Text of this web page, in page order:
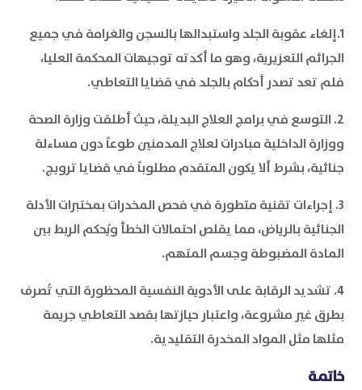
1.إلغاء عقوبة الجلد واستبدالها بالسجن والغرامة في جميع
الجرائم التعزيرية، وهو ما أكدته توجيهات المحكمة العليا،
فلم تعد تصدر أحكام بالجلد في قضايا التعاطي.
2. التوسع في برامج العلاج البديلة، حيث أطلقت وزارة الصحة
ووزارة الداخلية مبادرات لعلاج المدمنين طوعاً دون مساءلة
جنائية، بشرط ألا يكون المتقدم مطلوباً في قضايا ترويج.
3. إجراءات تقنية متطورة في فحص المخدرات بمختبرات الأدلة
الجنائية بالرياض، مما يقلص احتمالات الخطأ ويُحكم الربط بين
المادة المضبوطة وجسم المتهم.
4. تشديد الرقابة على الأدوية النفسية المحظورة التي تُصرف
بطرق غير مشروعة، واعتبار حيازتها بقصد التعاطي جريمة
مثلها مثل المواد المخدرة التقليدية.
خاتمة